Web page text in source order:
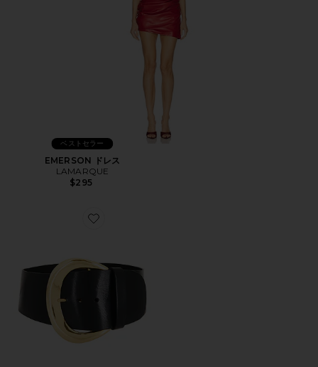
ベストセラー
EMERSON ドレス
LAMARQUE
$295
Favorite FLORENCE ベルト